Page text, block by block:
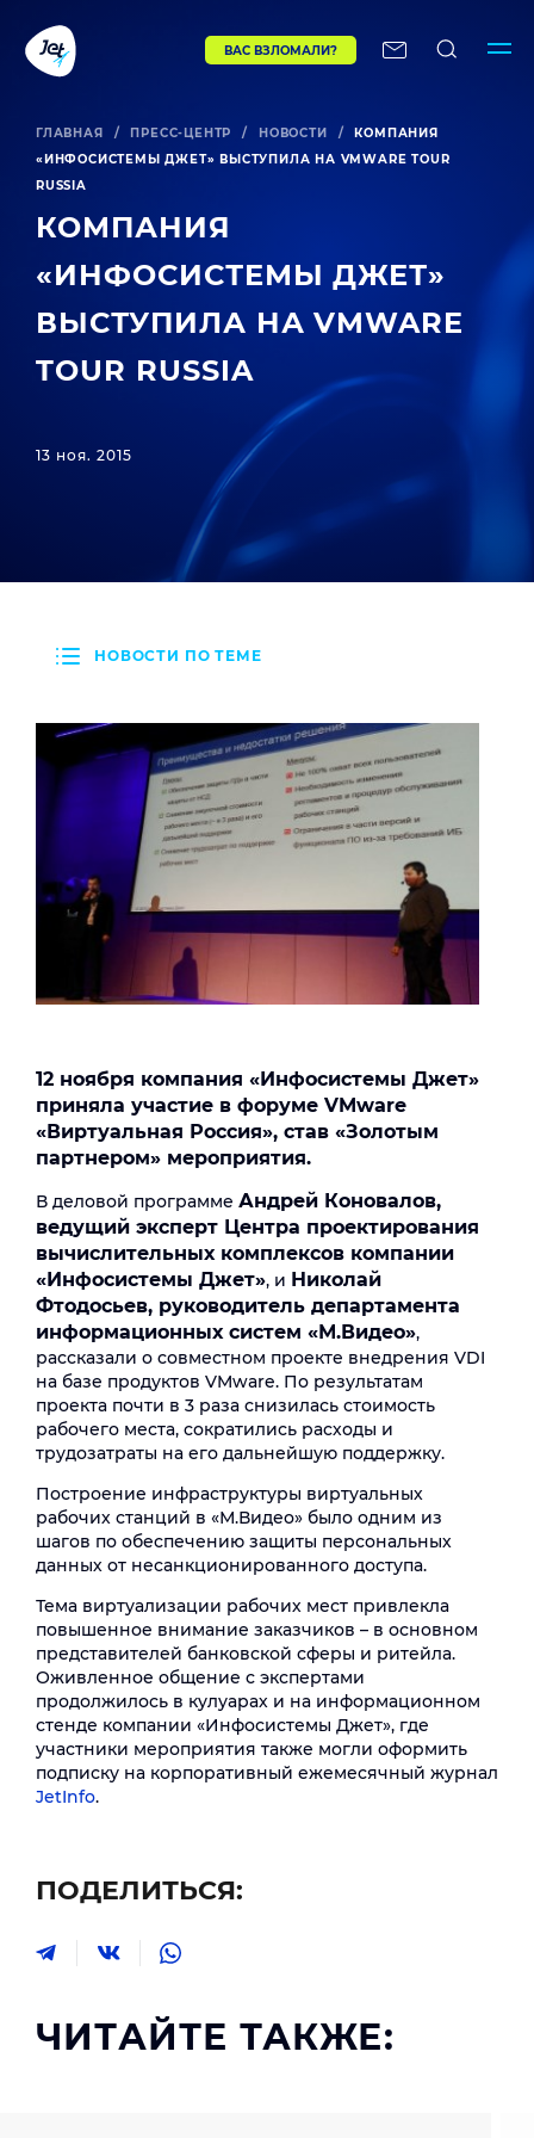
ВАС ВЗЛОМАЛИ?
ГЛАВНАЯ / ПРЕСС-ЦЕНТР / НОВОСТИ /
КОМПАНИЯ
«ИНФОСИСТЕМЫ ДЖЕТ» ВЫСТУПИЛА НА VMWARE TOUR
RUSSIA
КОМПАНИЯ
«ИНФОСИСТЕМЫ ДЖЕТ»
ВЫСТУПИЛА НА VMWARE
TOUR RUSSIA
13 ноя. 2015
НОВОСТИ ПО ТЕМЕ
12 ноября компания «Инфосистемы Джет»
приняла участие в форуме VMware
«Виртуальная Россия», став «Золотым
партнером» мероприятия.
В деловой программе Андрей Коновалов,
ведущий эксперт Центра проектирования
вычислительных комплексов компании
«Инфосистемы Джет», и Николай
Фтодосьев, руководитель департамента
информационных систем «М.Видео»,
рассказали о совместном проекте внедрения VDI
на базе продуктов VMware. По результатам
проекта почти в 3 раза снизилась стоимость
рабочего места, сократились расходы и
трудозатраты на его дальнейшую поддержку.
Построение инфраструктуры виртуальных
рабочих станций в «М.Видео» было одним из
шагов по обеспечению защиты персональных
данных от несанкционированного доступа.
Тема виртуализации рабочих мест привлекла
повышенное внимание заказчиков – в основном
представителей банковской сферы и ритейла.
Оживленное общение с экспертами
продолжилось в кулуарах и на информационном
стенде компании «Инфосистемы Джет», где
участники мероприятия также могли оформить
подписку на корпоративный ежемесячный журнал
JetInfo.
ПОДЕЛИТЬСЯ:
ЧИТАЙТЕ ТАКЖЕ: